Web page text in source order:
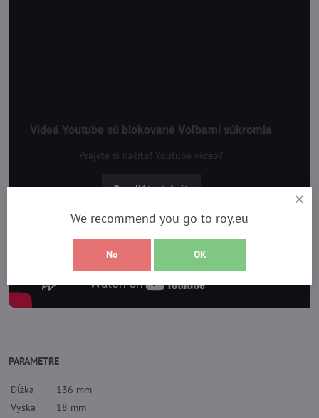
Videá Youtube sú blokované Voľbami súkromia
Prajete si načítať Youtube video?
Povoliť tentokrát
Povoliť a zapamätať - súhlas s druhom cookie:
Funkčné
Otvoriť video v novom okne
PARAMETRE
Dĺžka
136 mm
Výška
18 mm
We recommend you go to roy.eu
No OK